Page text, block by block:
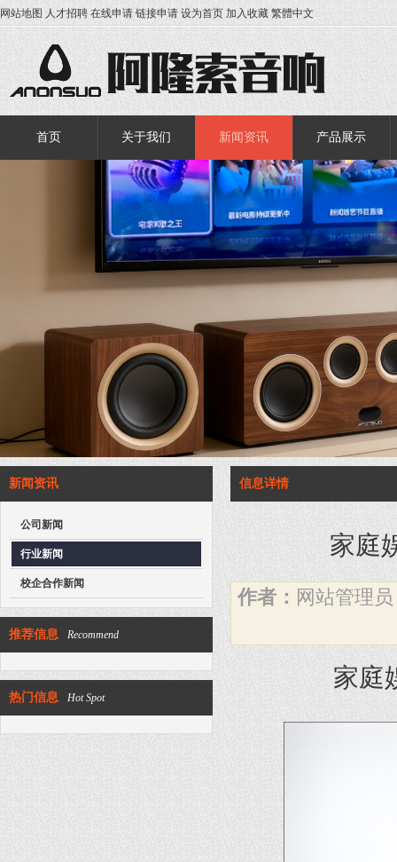
网站地图 人才招聘 在线申请 链接申请 设为首页 加入收藏 繁體中文
首页 关于我们 新闻资讯 产品展示
新闻资讯
公司新闻
行业新闻
校企合作新闻
推荐信息 Recommend
热门信息 Hot Spot
信息详情
家庭
作者： 网站管理
家庭